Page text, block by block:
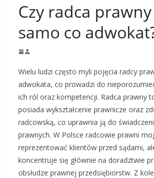
Czy radca
samo co
Wielu ludzi często myli pojęcia radcy
adwokata, co prowadzi do
ich ról oraz kompetencji. Radca prawny
posiada wykształcenie prawnicze oraz
radcowską, co uprawnia ją do
prawnych. W Polsce radcowie prawni
reprezentować klientów przed sądami,
koncentruje się głównie na doradztwie
obsłudze prawnej przedsiębiorstw. Z